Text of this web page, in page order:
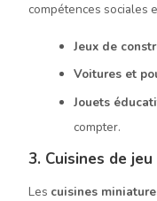
compétences sociales
Jeux de
Voitures et
Jouets
compter.
3. Cuisines de jeu
Les cuisines